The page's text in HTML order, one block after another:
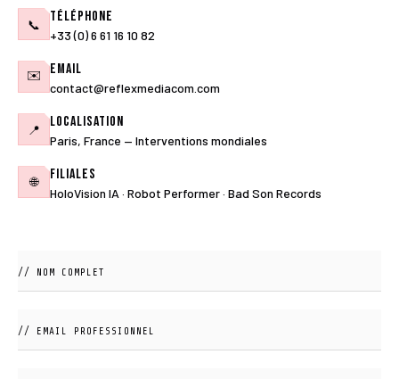
📞 Téléphone
+33 (0) 6 61 16 10 82
✉️ Email
contact@reflexmediacom.com
📍 Localisation
Paris, France — Interventions mondiales
🌐 Filiales
HoloVision IA · Robot Performer · Bad Son Records